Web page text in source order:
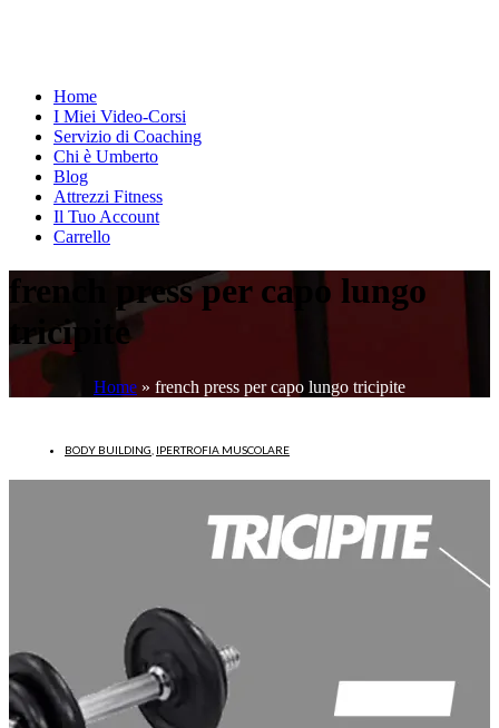
Home
I Miei Video-Corsi
Servizio di Coaching
Chi è Umberto
Blog
Attrezzi Fitness
Il Tuo Account
Carrello
french press per capo lungo
tricipite
Home » french press per capo lungo tricipite
BODY BUILDING IPERTROFIA MUSCOLARE